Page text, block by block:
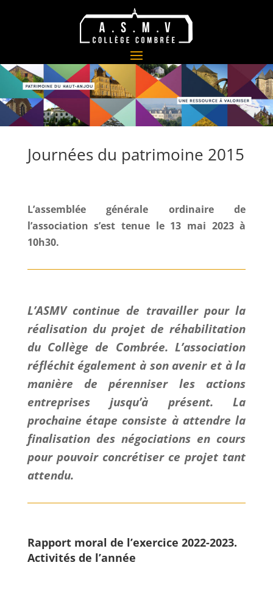
Journées du patrimoine 2015
L’assemblée générale ordinaire de
l’association s’est tenue le 13 mai 2023 à
10h30.
L’ASMV continue de travailler pour la
réalisation du projet de réhabilitation
du Collège de Combrée. L’association
réfléchit également à son avenir et à la
manière de pérenniser les actions
entreprises jusqu’à présent. La
prochaine étape consiste à attendre la
finalisation des négociations en cours
pour pouvoir concrétiser ce projet tant
attendu.
Rapport moral de l’exercice 2022-2023.
Activités de l’année